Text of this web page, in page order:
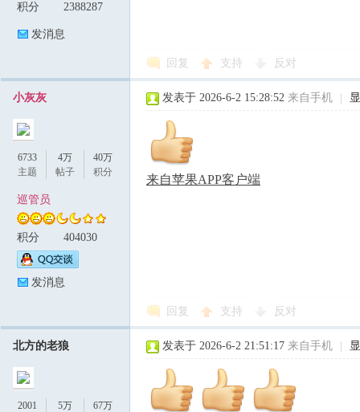
积分 2388287
发消息
回复 支持 反对
小灰灰
6733
主题
4万
帖子
40万
积分
巡管员
积分 404030
发消息
发表于 2026-6-2 15:28:52 来自手机
来自苹果APP客户端
回复 支持 反对
北方的老狼
2001
5万
67万
发表于 2026-6-2 21:51:17 来自手机